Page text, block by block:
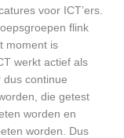
voor ICT’ers.
flink
moment is
werkt actief als
dus continue
die getest
worden en
worden. Dus